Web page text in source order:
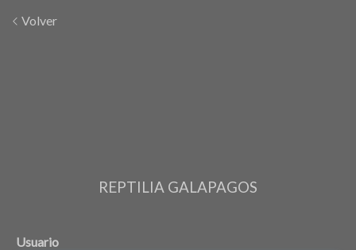
Volver
REPTILIA GALAPAGOS
Usuario